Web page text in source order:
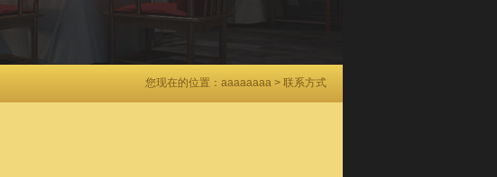
您现在的位置： aaaaaaaa > 联系方式